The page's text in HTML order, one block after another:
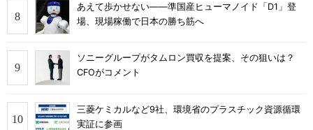
あえて歩かせない――準国産ヒューマノイド「D1」登
場、現場稼働で日本の勝ち筋へ
ソニーグループがタムロン買収を提案、その狙いは？
CFOがコメント
三菱ケミカルなど9社、環境省のプラスチック資源循環
実証に参画